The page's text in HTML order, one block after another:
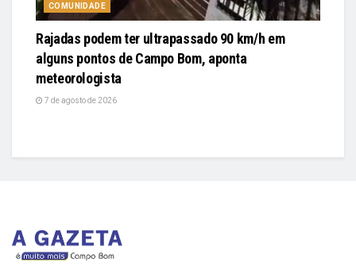
COMUNIDADE
Rajadas podem ter ultrapassado 90 km/h em
alguns pontos de Campo Bom, aponta
meteorologista
7 de agosto de 2026